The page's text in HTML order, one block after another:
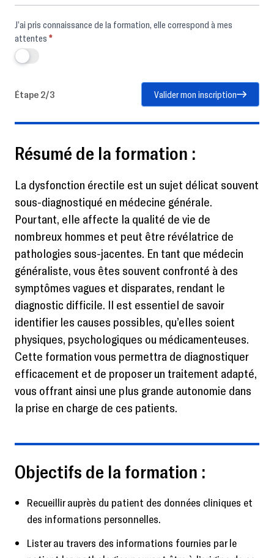
J’ai pris connaissance de la formation, elle correspond à mes
attentes *
Étape 2/3 Valider mon inscription
Résumé de la formation :
La dysfonction érectile est un sujet délicat souvent
sous-diagnostiqué en médecine générale.
Pourtant, elle affecte la qualité de vie de
nombreux hommes et peut être révélatrice de
pathologies sous-jacentes. En tant que médecin
généraliste, vous êtes souvent confronté à des
symptômes vagues et disparates, rendant le
diagnostic difficile. Il est essentiel de savoir
identifier les causes possibles, qu’elles soient
physiques, psychologiques ou médicamenteuses.
Cette formation vous permettra de diagnostiquer
efficacement et de proposer un traitement adapté,
vous offrant ainsi une plus grande autonomie dans
la prise en charge de ces patients.
Objectifs de la formation :
Recueillir auprès du patient des données cliniques et
des informations personnelles.
Lister au travers des informations fournies par le